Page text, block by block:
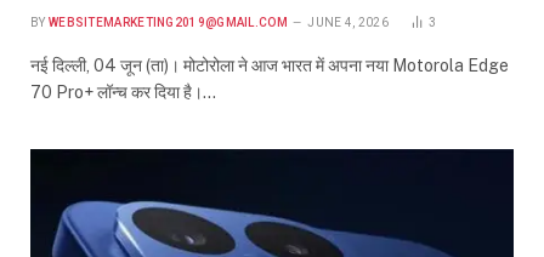
BY WEBSITEMARKETING2019@GMAIL.COM JUNE 4, 2026 3
नई दिल्ली, 04 जून (ता)। मोटोरोला ने आज भारत में अपना नया Motorola Edge
70 Pro+ लॉन्च कर दिया है।…